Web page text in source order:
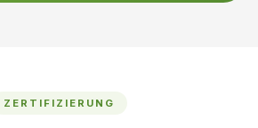
ZERTIFIZIERUNG